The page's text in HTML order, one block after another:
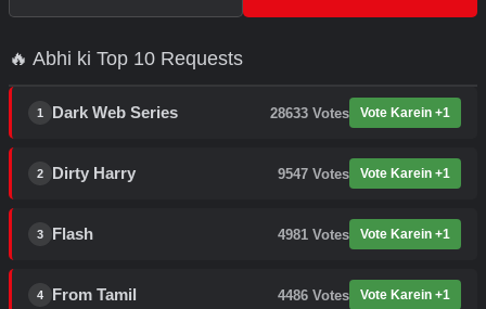
🔥 Abhi ki Top 10 Requests
1 Dark Web Series 28633 Votes Vote Karein +1
2 Dirty Harry 9547 Votes Vote Karein +1
3 Flash 4981 Votes Vote Karein +1
4 From Tamil 4486 Votes Vote Karein +1